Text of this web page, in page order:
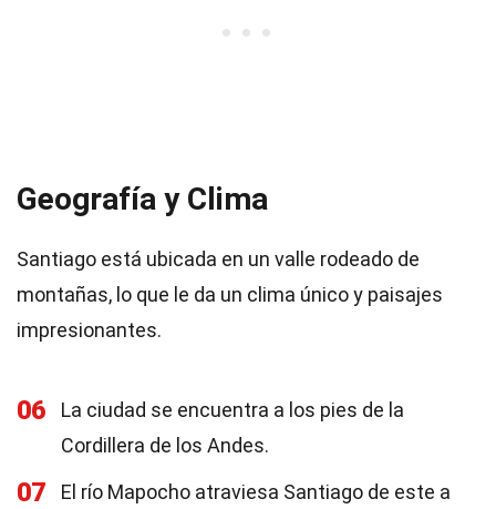
Geografía y Clima
Santiago está ubicada en un valle rodeado de
montañas, lo que le da un clima único y paisajes
impresionantes.
06
La ciudad se encuentra a los pies de la
Cordillera de los Andes.
07
El río Mapocho atraviesa Santiago de este a